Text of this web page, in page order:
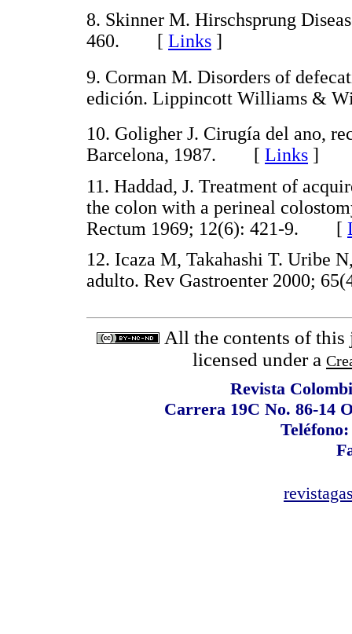
8. Skinner M. Hirschsprung
460. [ Links ]
9. Corman M. Disorders of
edición. Lippincott Williams &
10. Goligher J. Cirugía del ano,
Barcelona, 1987. [ Links ]
11. Haddad, J. Treatment of
the colon with a perineal
Rectum 1969; 12(6): 421-9. [
12. Icaza M, Takahashi T. Uribe
adulto. Rev Gastroenter 2000;
All the contents of this
licensed under a
Revista
Carrera 19C No. 86-14
Teléfono: